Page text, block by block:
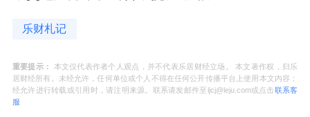
乐财札记
重要提示：
本文仅代表作者个人观点，并不代表乐居财经立场。 本文著作权，归乐
居财经所有。未经允许，任何单位或个人不得在任何公开传播平台上使用本文内容；
经允许进行转载或引用时，请注明来源。联系请发邮件至ljcj@leju.com或点击联系客
服